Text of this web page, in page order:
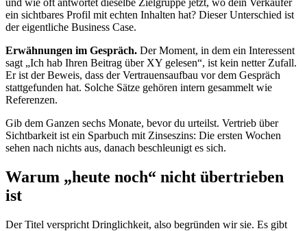
und wie oft antwortet dieselbe Zielgruppe jetzt, wo dein Verkäufer
ein sichtbares Profil mit echten Inhalten hat? Dieser Unterschied ist
der eigentliche Business Case.
Erwähnungen im Gespräch. Der Moment, in dem ein Interessent
sagt „Ich hab Ihren Beitrag über XY gelesen“, ist kein netter Zufall.
Er ist der Beweis, dass der Vertrauensaufbau vor dem Gespräch
stattgefunden hat. Solche Sätze gehören intern gesammelt wie
Referenzen.
Gib dem Ganzen sechs Monate, bevor du urteilst. Vertrieb über
Sichtbarkeit ist ein Sparbuch mit Zinseszins: Die ersten Wochen
sehen nach nichts aus, danach beschleunigt es sich.
Warum „heute noch“ nicht übertrieben
ist
Der Titel verspricht Dringlichkeit, also begründen wir sie. Es gibt